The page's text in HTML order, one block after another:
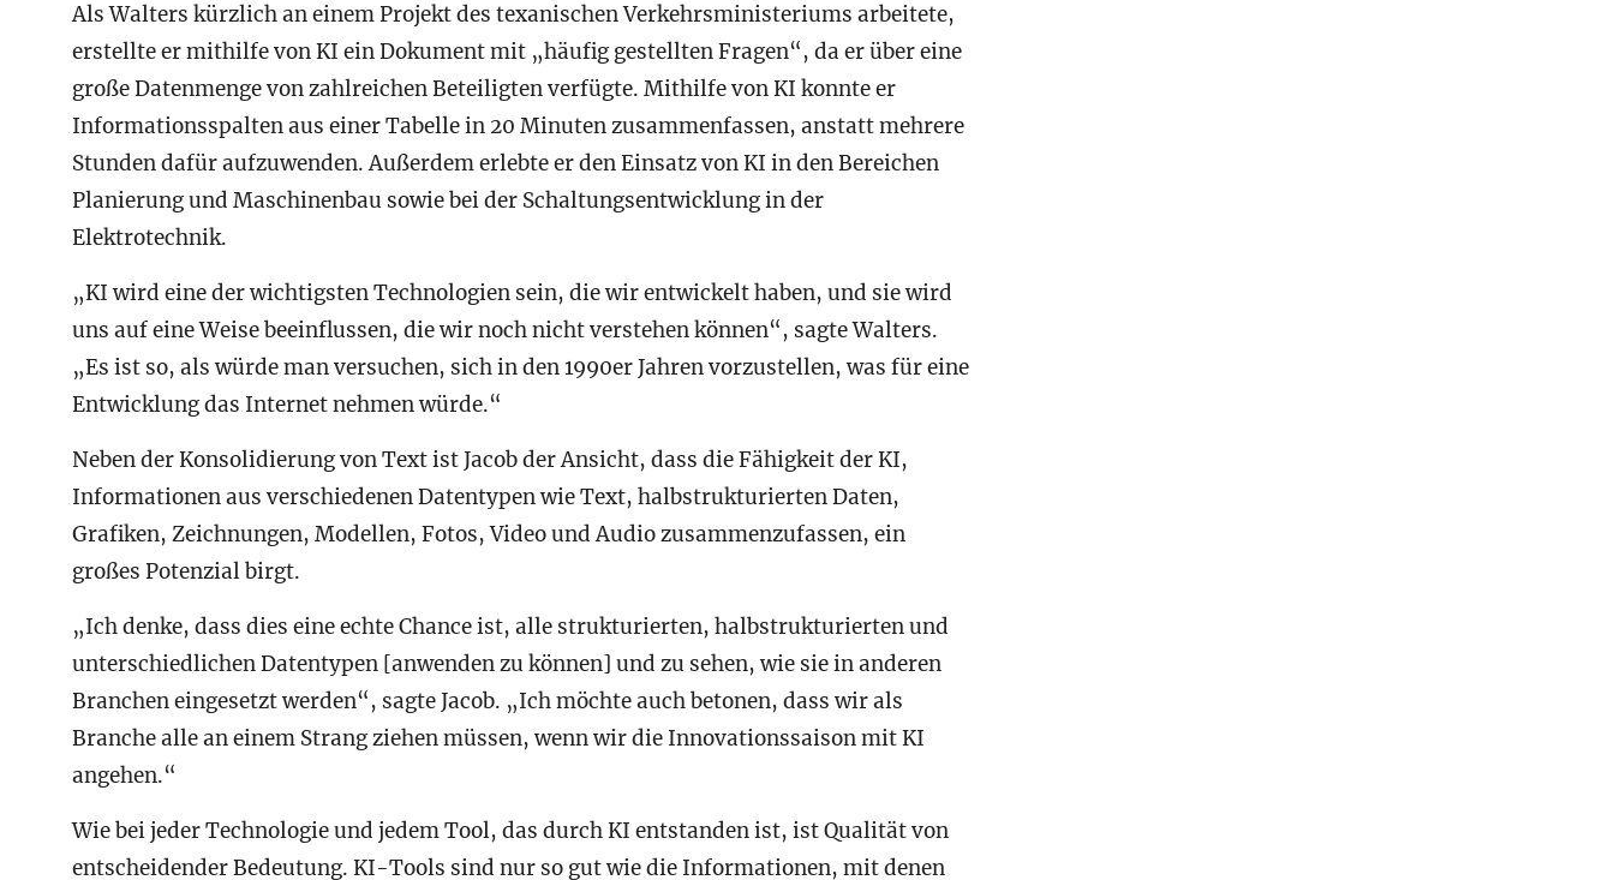
Als Walters kürzlich an einem Projekt des texanischen Verkehrsministeriums arbeitete,
erstellte er mithilfe von KI ein Dokument mit „häufig gestellten Fragen“, da er über eine
große Datenmenge von zahlreichen Beteiligten verfügte. Mithilfe von KI konnte er
Informationsspalten aus einer Tabelle in 20 Minuten zusammenfassen, anstatt mehrere
Stunden dafür aufzuwenden. Außerdem erlebte er den Einsatz von KI in den Bereichen
Planierung und Maschinenbau sowie bei der Schaltungsentwicklung in der
Elektrotechnik.
„KI wird eine der wichtigsten Technologien sein, die wir entwickelt haben, und sie wird
uns auf eine Weise beeinflussen, die wir noch nicht verstehen können“, sagte Walters.
„Es ist so, als würde man versuchen, sich in den 1990er Jahren vorzustellen, was für eine
Entwicklung das Internet nehmen würde.“
Neben der Konsolidierung von Text ist Jacob der Ansicht, dass die Fähigkeit der KI,
Informationen aus verschiedenen Datentypen wie Text, halbstrukturierten Daten,
Grafiken, Zeichnungen, Modellen, Fotos, Video und Audio zusammenzufassen, ein
großes Potenzial birgt.
„Ich denke, dass dies eine echte Chance ist, alle strukturierten, halbstrukturierten und
unterschiedlichen Datentypen [anwenden zu können] und zu sehen, wie sie in anderen
Branchen eingesetzt werden“, sagte Jacob. „Ich möchte auch betonen, dass wir als
Branche alle an einem Strang ziehen müssen, wenn wir die Innovationssaison mit KI
angehen.“
Wie bei jeder Technologie und jedem Tool, das durch KI entstanden ist, ist Qualität von
entscheidender Bedeutung. KI-Tools sind nur so gut wie die Informationen, mit denen